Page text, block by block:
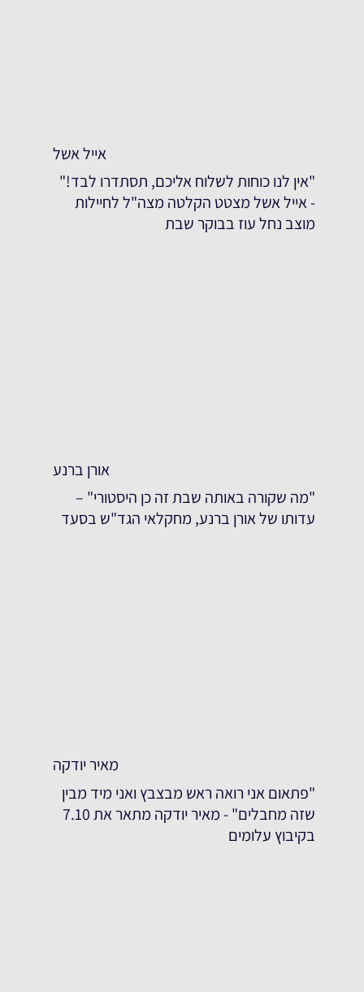
אייל אשל
"אין לנו כוחות לשלוח אליכם, תסתדרו לבד!"
- אייל אשל מצטט הקלטה מצה"ל לחיילות
מוצב נחל עוז בבוקר שבת
אורן ברנע
"מה שקורה באותה שבת זה כן היסטורי" –
עדותו של אורן ברנע, מחקלאי הגד"ש בסעד
מאיר יודקה
"פתאום אני רואה ראש מבצבץ ואני מיד מבין
שזה מחבלים" - מאיר יודקה מתאר את 7.10
בקיבוץ עלומים